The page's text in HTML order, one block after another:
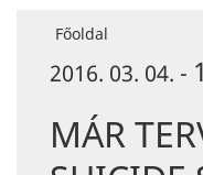
Főoldal
2016. 03. 04. -
MÁR